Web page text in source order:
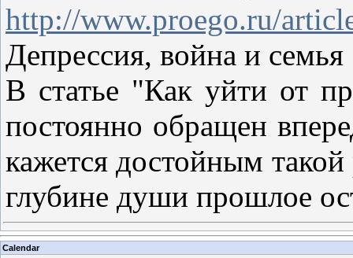
http://www.proego.ru/
Депрессия, война и семья
В статье "Как уйти от
постоянно обращен
кажется достойным
глубине души прошлое
Calendar